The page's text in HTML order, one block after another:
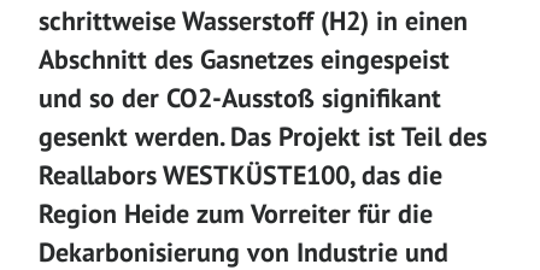
schrittweise Wasserstoff (H2) in einen
Abschnitt des Gasnetzes eingespeist
und so der CO2-Ausstoß signifikant
gesenkt werden. Das Projekt ist Teil des
ReallaborsWESTKÜSTE100, das die
Region Heide zum Vorreiter für die
Dekarbonisierung von Industrie und